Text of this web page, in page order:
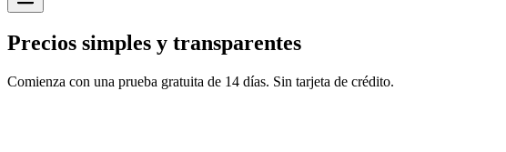
Precios simples y transparentes
Comienza con una prueba gratuita de 14 días. Sin tarjeta de crédito.